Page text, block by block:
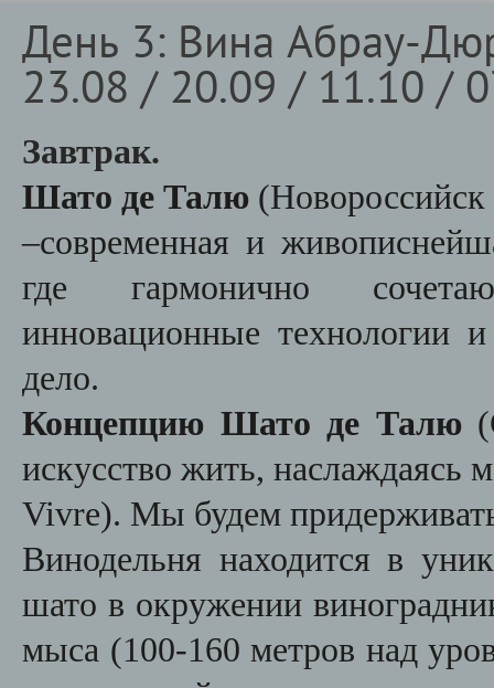
День 3: Вина Абрау-
23.08 / 20.09 / 11.10 /
Завтрак.
Шато де Талю
–современная и
где гармонично
инновационные технологии
дело.
Концепцию Шато де Талю
искусство жить, наслаждаясь
Vivre). Мы будем
Винодельня находится в
шато в окружении
мыса (100-160 метров над